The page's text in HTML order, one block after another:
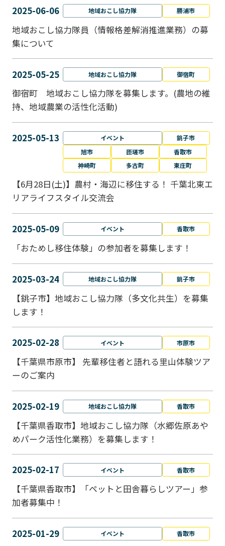
2025-06-06 地域おこし協力隊 勝浦市
地域おこし協力隊員（情報格差解消推進業務）の募
集について
2025-05-25 地域おこし協力隊 御宿町
御宿町 地域おこし協力隊を募集します。(農地の維
持、地域農業の活性化活動)
2025-05-13 イベント
銚子市
旭市
匝瑳市
香取市
神崎町
多古町 東庄町
【6月28日(土)】農村・海辺に移住する！ 千葉北東エ
リアライフスタイル交流会
2025-05-09 イベント 香取市
「おためし移住体験」の参加者を募集します！
2025-03-24 地域おこし協力隊 銚子市
【銚子市】地域おこし協力隊（多文化共生）を募集
します！
2025-02-28 イベント 市原市
【千葉県市原市】 先輩移住者と語れる里山体験ツア
ーのご案内
2025-02-19 地域おこし協力隊 香取市
【千葉県香取市】地域おこし協力隊（水郷佐原あや
めパーク活性化業務）を募集します！
2025-02-17 イベント 香取市
【千葉県香取市】「ペットと⽥舎暮らしツアー」参
加者募集中！
2025-01-29 イベント 香取市